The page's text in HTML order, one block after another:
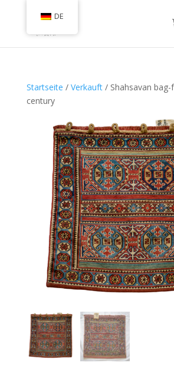
Startseite / Verkauft/ Shahsavan bag-
century
DE